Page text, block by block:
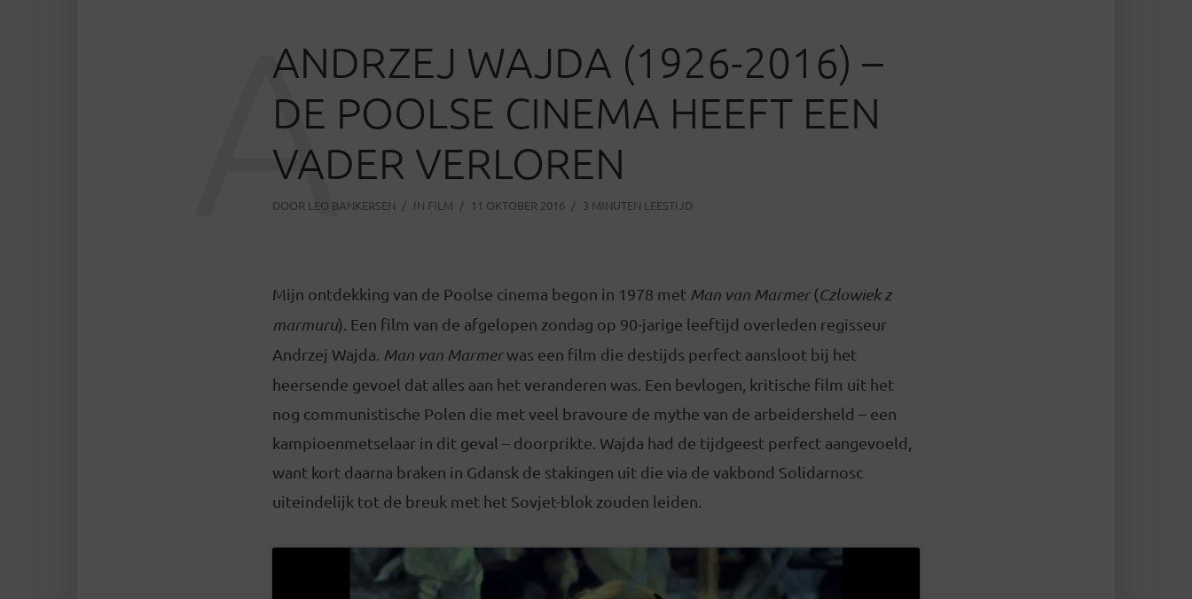
ANDRZEJ WAJDA (1926-2016) –
DE POOLSE CINEMA HEEFT EEN
VADER VERLOREN
DOOR LEO BANKERSEN IN FILM 11 OKTOBER 2016 3 MINUTEN LEESTIJD
A
Mijn ontdekking van de Poolse cinema begon in 1978 met Man van Marmer(Czlowiek z
marmuru). Een film van de afgelopen zondag op 90-jarige leeftijd overleden regisseur
Andrzej Wajda. Man van Marmerwas een film die destijds perfect aansloot bij het
heersende gevoel dat alles aan het veranderen was. Een bevlogen, kritische film uit het
nog communistische Polen die met veel bravoure de mythe van de arbeidersheld – een
kampioenmetselaar in dit geval – doorprikte. Wajda had de tijdgeest perfect aangevoeld,
want kort daarna braken in Gdansk de stakingen uit die via de vakbond Solidarnosc
uiteindelijk tot de breuk met het Sovjet-blok zouden leiden.